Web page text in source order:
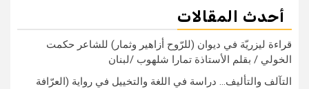
أحدث المقالات
قراءة ليزريّة في ديوان (للرّوح أزاهير وثمار) للشاعر حكمت
الخولي / بقلم الأستاذة تمارا شلهوب /لبنان
التآلف والتأليف… دراسة في اللغة والتخييل في رواية (العرّافة